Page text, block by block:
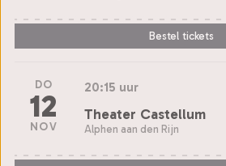
Bestel tickets
DO
12
NOV
20:15 uur
Theater Castellum
Alphen aan den Rijn